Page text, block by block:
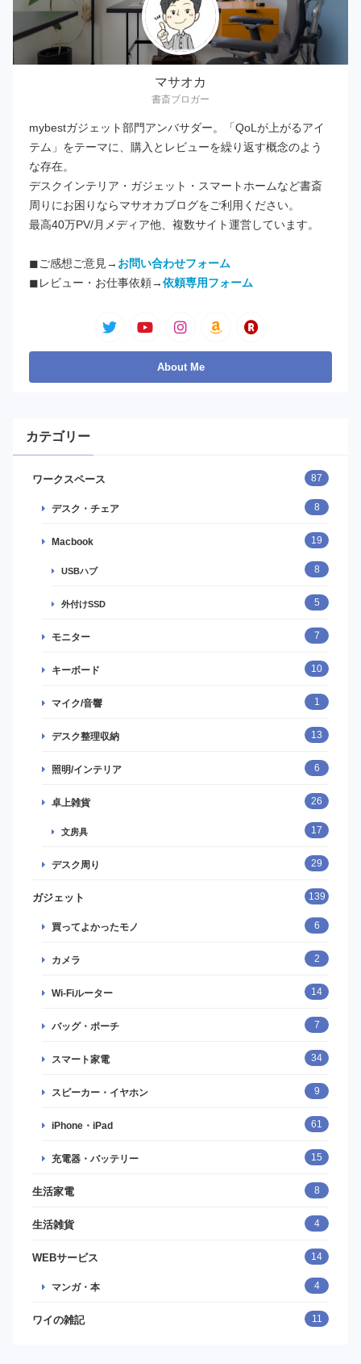
マサオカ
書斎ブロガー
mybestガジェット部門アンバサダー。「QoLが上がるアイ
テム」をテーマに、購入とレビューを繰り返す概念のよう
な存在。
デスクインテリア・ガジェット・スマートホームなど書斎
周りにお困りならマサオカブログをご利用ください。
最高40万PV/月メディア他、複数サイト運営しています。
◼︎ご感想ご意見→ お問い合わせフォーム
◼︎レビュー・お仕事依頼→ 依頼専用フォーム
カテゴリー
ワークスペース 87
デスク・チェア 8
Macbook 19
USBハブ 8
外付けSSD 5
モニター 7
キーボード 10
マイク/音響 1
デスク整理収納 13
照明/インテリア 6
卓上雑貨 26
文房具 17
デスク周り 29
ガジェット 139
買ってよかったモノ 6
カメラ 2
Wi-Fiルーター 14
バッグ・ポーチ 7
スマート家電 34
スピーカー・イヤホン 9
iPhone・iPad 61
充電器・バッテリー 15
生活家電 8
生活雑貨 4
WEBサービス 14
マンガ・本 4
ワイの雑記 11